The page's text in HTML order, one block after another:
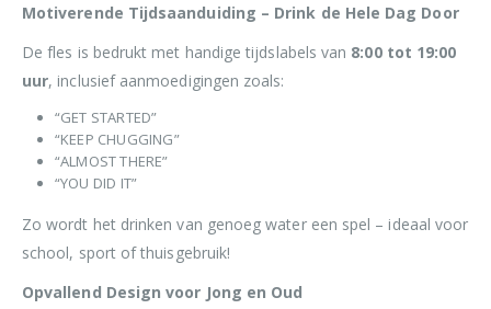
Motiverende Tijdsaanduiding – Drink de Hele Dag Door
De fles is bedrukt met handige tijdslabels van 8:00 tot 19:00
uur, inclusief aanmoedigingen zoals:
“GET STARTED”
“KEEP CHUGGING”
“ALMOST THERE”
“YOU DID IT”
Zo wordt het drinken van genoeg water een spel – ideaal voor
school, sport of thuisgebruik!
Opvallend Design voor Jong en Oud